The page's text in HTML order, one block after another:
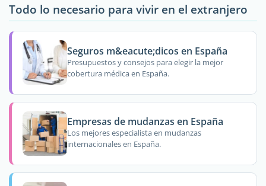
Todo lo necesario para vivir en el extranjero
Seguros m&eacute;dicos en España
Presupuestos y consejos para elegir la mejor
cobertura médica en España.
Empresas de mudanzas en España
Los mejores especialista en mudanzas
internacionales en España.